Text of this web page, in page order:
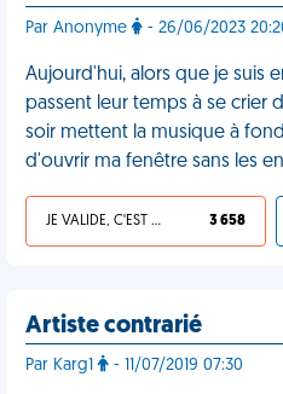
Par Anonyme - 26/06/2023
Aujourd'hui, alors que je suis
passent leur temps à se crier
soir mettent la musique à
d'ouvrir ma fenêtre sans les
JE VALIDE, C'EST UNE VDM 3 658
Artiste contrarié
Par Karg1 - 11/07/2019 07:30